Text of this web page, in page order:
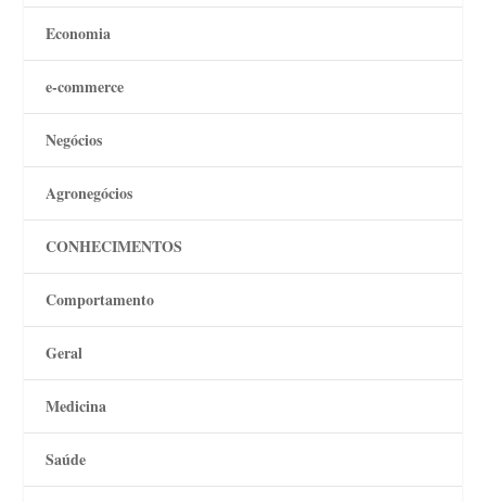
Economia
e-commerce
Negócios
Agronegócios
CONHECIMENTOS
Comportamento
Geral
Medicina
Saúde